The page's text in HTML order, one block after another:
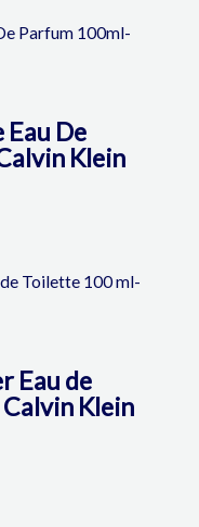
De
Klein
Eau de
Klein